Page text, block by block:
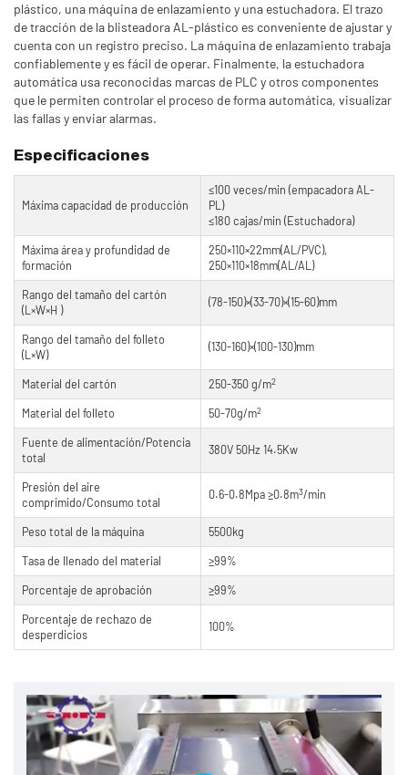
plástico, una máquina de enlazamiento y una estuchadora. El trazo
de tracción de la blisteadora AL-plástico es conveniente de ajustar y
cuenta con un registro preciso. La máquina de enlazamiento trabaja
confiablemente y es fácil de operar. Finalmente, la estuchadora
automática usa reconocidas marcas de PLC y otros componentes
que le permiten controlar el proceso de forma automática, visualizar
las fallas y enviar alarmas.
Especificaciones
Máxima capacidad de producción
≤100 veces/min (empacadora AL-
PL)
≤180 cajas/min (Estuchadora)
Máxima área y profundidad de
formación
250×110×22mm(AL/PVC),
250×110×18mm(AL/AL)
Rango del tamaño del cartón
(L×W×H )
(78-150)×(33-70)×(15-60)mm
Rango del tamaño del folleto
(L×W)
(130-160)×(100-130)mm
Material del cartón 250-350 g/m2
Material del folleto 50-70g/m2
Fuente de alimentación/Potencia
total
380V 50Hz 14.5Kw
Presión del aire
comprimido/Consumo total
0.6-0.8Mpa ≥0.8m3/min
Peso total de la máquina
5500kg
Tasa de llenado del material
≥99%
Porcentaje de aprobación
≥99%
Porcentaje de rechazo de
desperdicios
100%